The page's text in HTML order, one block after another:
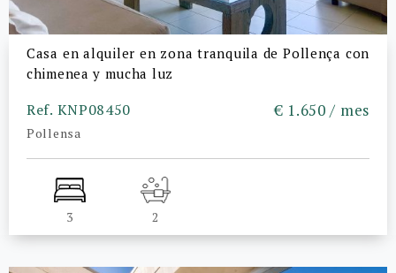
Casa en alquiler en zona tranquila de Pollença con
chimenea y mucha luz
Ref. KNP08450
Pollensa
€ 1.650 / mes
3 2